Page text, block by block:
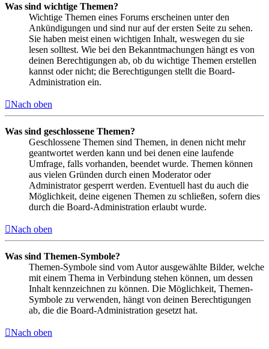
Was sind wichtige Themen?
Wichtige Themen eines Forums erscheinen unter den
Ankündigungen und sind nur auf der ersten Seite zu sehen.
Sie haben meist einen wichtigen Inhalt, weswegen du sie
lesen solltest. Wie bei den Bekanntmachungen hängt es von
deinen Berechtigungen ab, ob du wichtige Themen erstellen
kannst oder nicht; die Berechtigungen stellt die Board-
Administration ein.
Nach oben
Was sind geschlossene Themen?
Geschlossene Themen sind Themen, in denen nicht mehr
geantwortet werden kann und bei denen eine laufende
Umfrage, falls vorhanden, beendet wurde. Themen können
aus vielen Gründen durch einen Moderator oder
Administrator gesperrt werden. Eventuell hast du auch die
Möglichkeit, deine eigenen Themen zu schließen, sofern dies
durch die Board-Administration erlaubt wurde.
Nach oben
Was sind Themen-Symbole?
Themen-Symbole sind vom Autor ausgewählte Bilder, welche
mit einem Thema in Verbindung stehen können, um dessen
Inhalt kennzeichnen zu können. Die Möglichkeit, Themen-
Symbole zu verwenden, hängt von deinen Berechtigungen
ab, die die Board-Administration gesetzt hat.
Nach oben